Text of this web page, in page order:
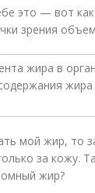
это — вот
зрения
мой жир, то
за кожу.
жир?